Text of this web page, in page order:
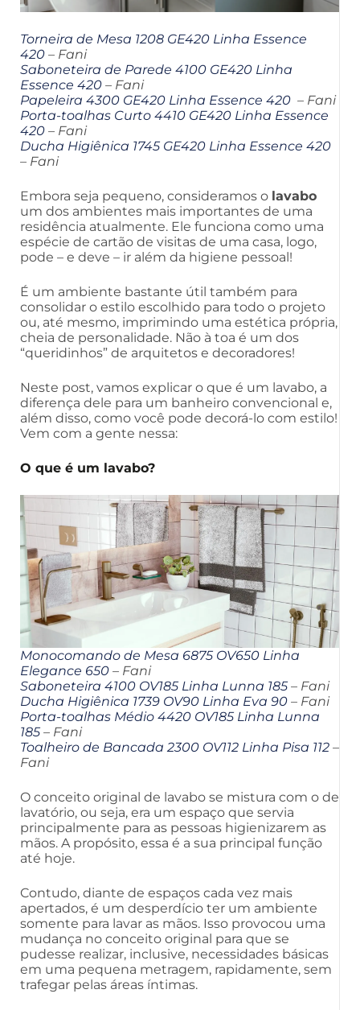
Torneira de Mesa 1208 GE420 Linha Essence
420 – Fani
Saboneteira de Parede 4100 GE420 Linha
Essence 420 – Fani
Papeleira 4300 GE420 Linha Essence 420 – Fani
Porta-toalhas Curto 4410 GE420 Linha Essence
420 – Fani
Ducha Higiênica 1745 GE420 Linha Essence 420
– Fani
Embora seja pequeno, consideramos o lavabo
um dos ambientes mais importantes de uma
residência atualmente. Ele funciona como uma
espécie de cartão de visitas de uma casa, logo,
pode – e deve – ir além da higiene pessoal!
É um ambiente bastante útil também para
consolidar o estilo escolhido para todo o projeto
ou, até mesmo, imprimindo uma estética própria,
cheia de personalidade. Não à toa é um dos
“queridinhos” de arquitetos e decoradores!
Neste post, vamos explicar o que é um lavabo, a
diferença dele para um banheiro convencional e,
além disso, como você pode decorá-lo com estilo!
Vem com a gente nessa:
O que é um lavabo?
Monocomando de Mesa 6875 OV650 Linha
Elegance 650 – Fani
Saboneteira 4100 OV185 Linha Lunna 185 – Fani
Ducha Higiênica 1739 OV90 Linha Eva 90 – Fani
Porta-toalhas Médio 4420 OV185 Linha Lunna
185 – Fani
Toalheiro de Bancada 2300 OV112 Linha Pisa 112 –
Fani
O conceito original de lavabo se mistura com o de
lavatório, ou seja, era um espaço que servia
principalmente para as pessoas higienizarem as
mãos. A propósito, essa é a sua principal função
até hoje.
Contudo, diante de espaços cada vez mais
apertados, é um desperdício ter um ambiente
somente para lavar as mãos. Isso provocou uma
mudança no conceito original para que se
pudesse realizar, inclusive, necessidades básicas
em uma pequena metragem, rapidamente, sem
trafegar pelas áreas íntimas.